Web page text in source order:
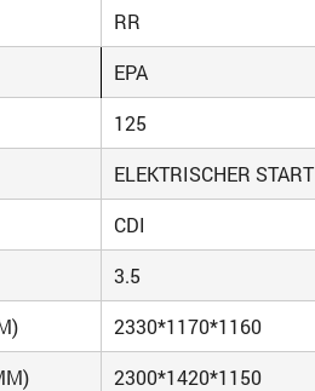
RR
EPA
125
ELEKTRISCHER START
CDI
3.5
2330*1170*1160
2300*1420*1150